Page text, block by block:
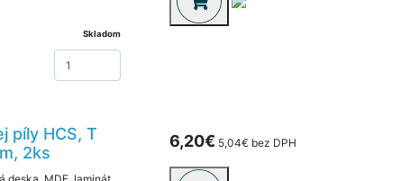
Skladom
píly HCS, T
2ks
6,20€ 5,04€ bez DPH